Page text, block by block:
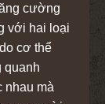
cường
với hai loại
cơ thể
quanh
nhau mà